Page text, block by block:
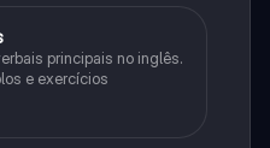
principais no inglês.
e exercícios